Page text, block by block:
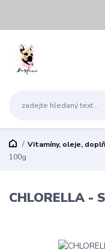
Vitamíny, oleje,
100g
CHLORELLA -